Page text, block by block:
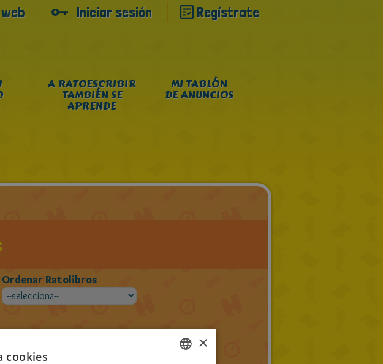
Iniciar sesión Regístrate
A RATOESCRIBIR
TAMBIÉN SE
APRENDE
MI TABLÓN
DE ANUNCIOS
Ordenar Ratolibros
×
cookies